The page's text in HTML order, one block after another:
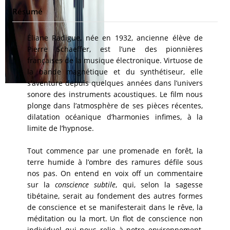
Résumé
Éliane Radigue, née en 1932, ancienne élève de
Pierre Schaeffer, est l’une des pionnières
françaises de la musique électronique. Virtuose de
la bande magnétique et du synthétiseur, elle
s’aventure depuis quelques années dans l’univers
sonore des instruments acoustiques. Le film nous
plonge dans l’atmosphère de ses pièces récentes,
dilatation océanique d’harmonies infimes, à la
limite de l’hypnose.
Tout commence par une promenade en forêt, la
terre humide à l’ombre des ramures défile sous
nos pas. On entend en voix off un commentaire
sur laconscience subtile, qui, selon la sagesse
tibétaine, serait au fondement des autres formes
de conscience et se manifesterait dans le rêve, la
méditation ou la mort. Un flot de conscience non